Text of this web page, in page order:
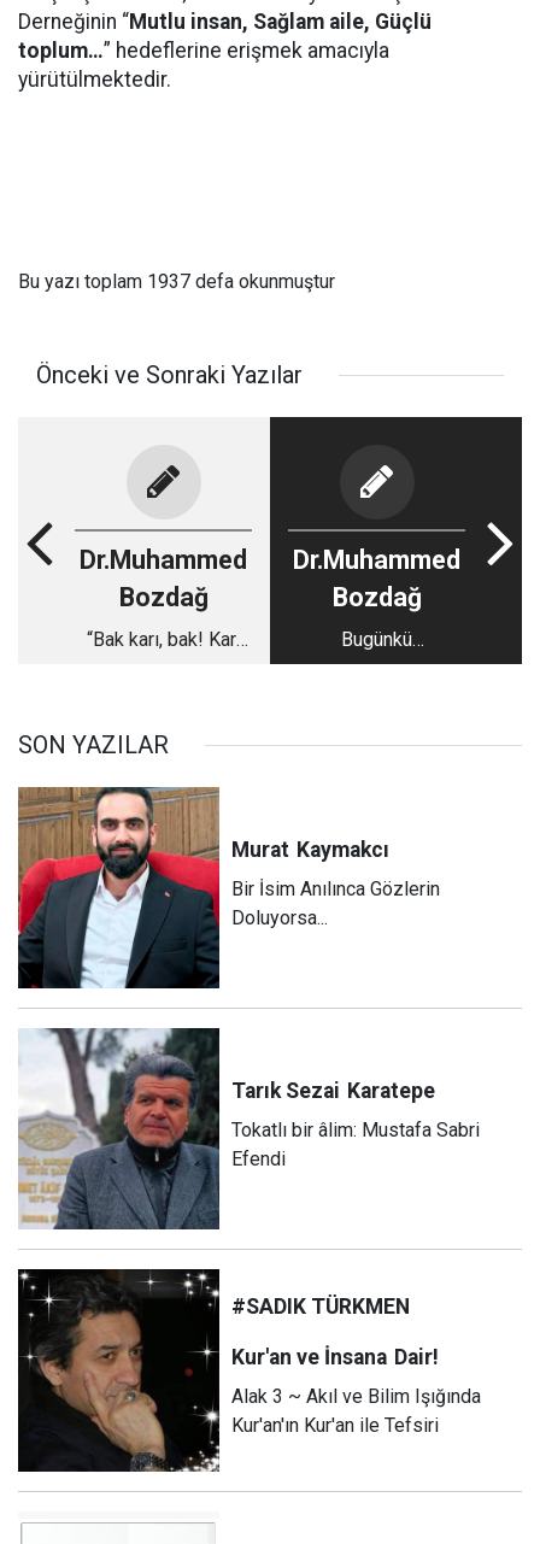
Derneğinin “Mutlu insan, Sağlam aile, Güçlü
toplum…” hedeflerine erişmek amacıyla
yürütülmektedir.
Bu yazı toplam 1937 defa okunmuştur
Önceki ve Sonraki Yazılar
Dr.Muhammed
Bozdağ
“Bak karı, bak! Karı
Dr.Muhammed
Bozdağ
Bugünkü
felaketimizin
SON YAZILAR
Murat Kaymakcı
Bir İsim Anılınca Gözlerin
Doluyorsa...
Tarık Sezai Karatepe
Tokatlı bir âlim: Mustafa Sabri
Efendi
#SADIK TÜRKMEN
Kur'an ve İnsana Dair!
Alak 3 ~ Akıl ve Bilim Işığında
Kur'an'ın Kur'an ile Tefsiri